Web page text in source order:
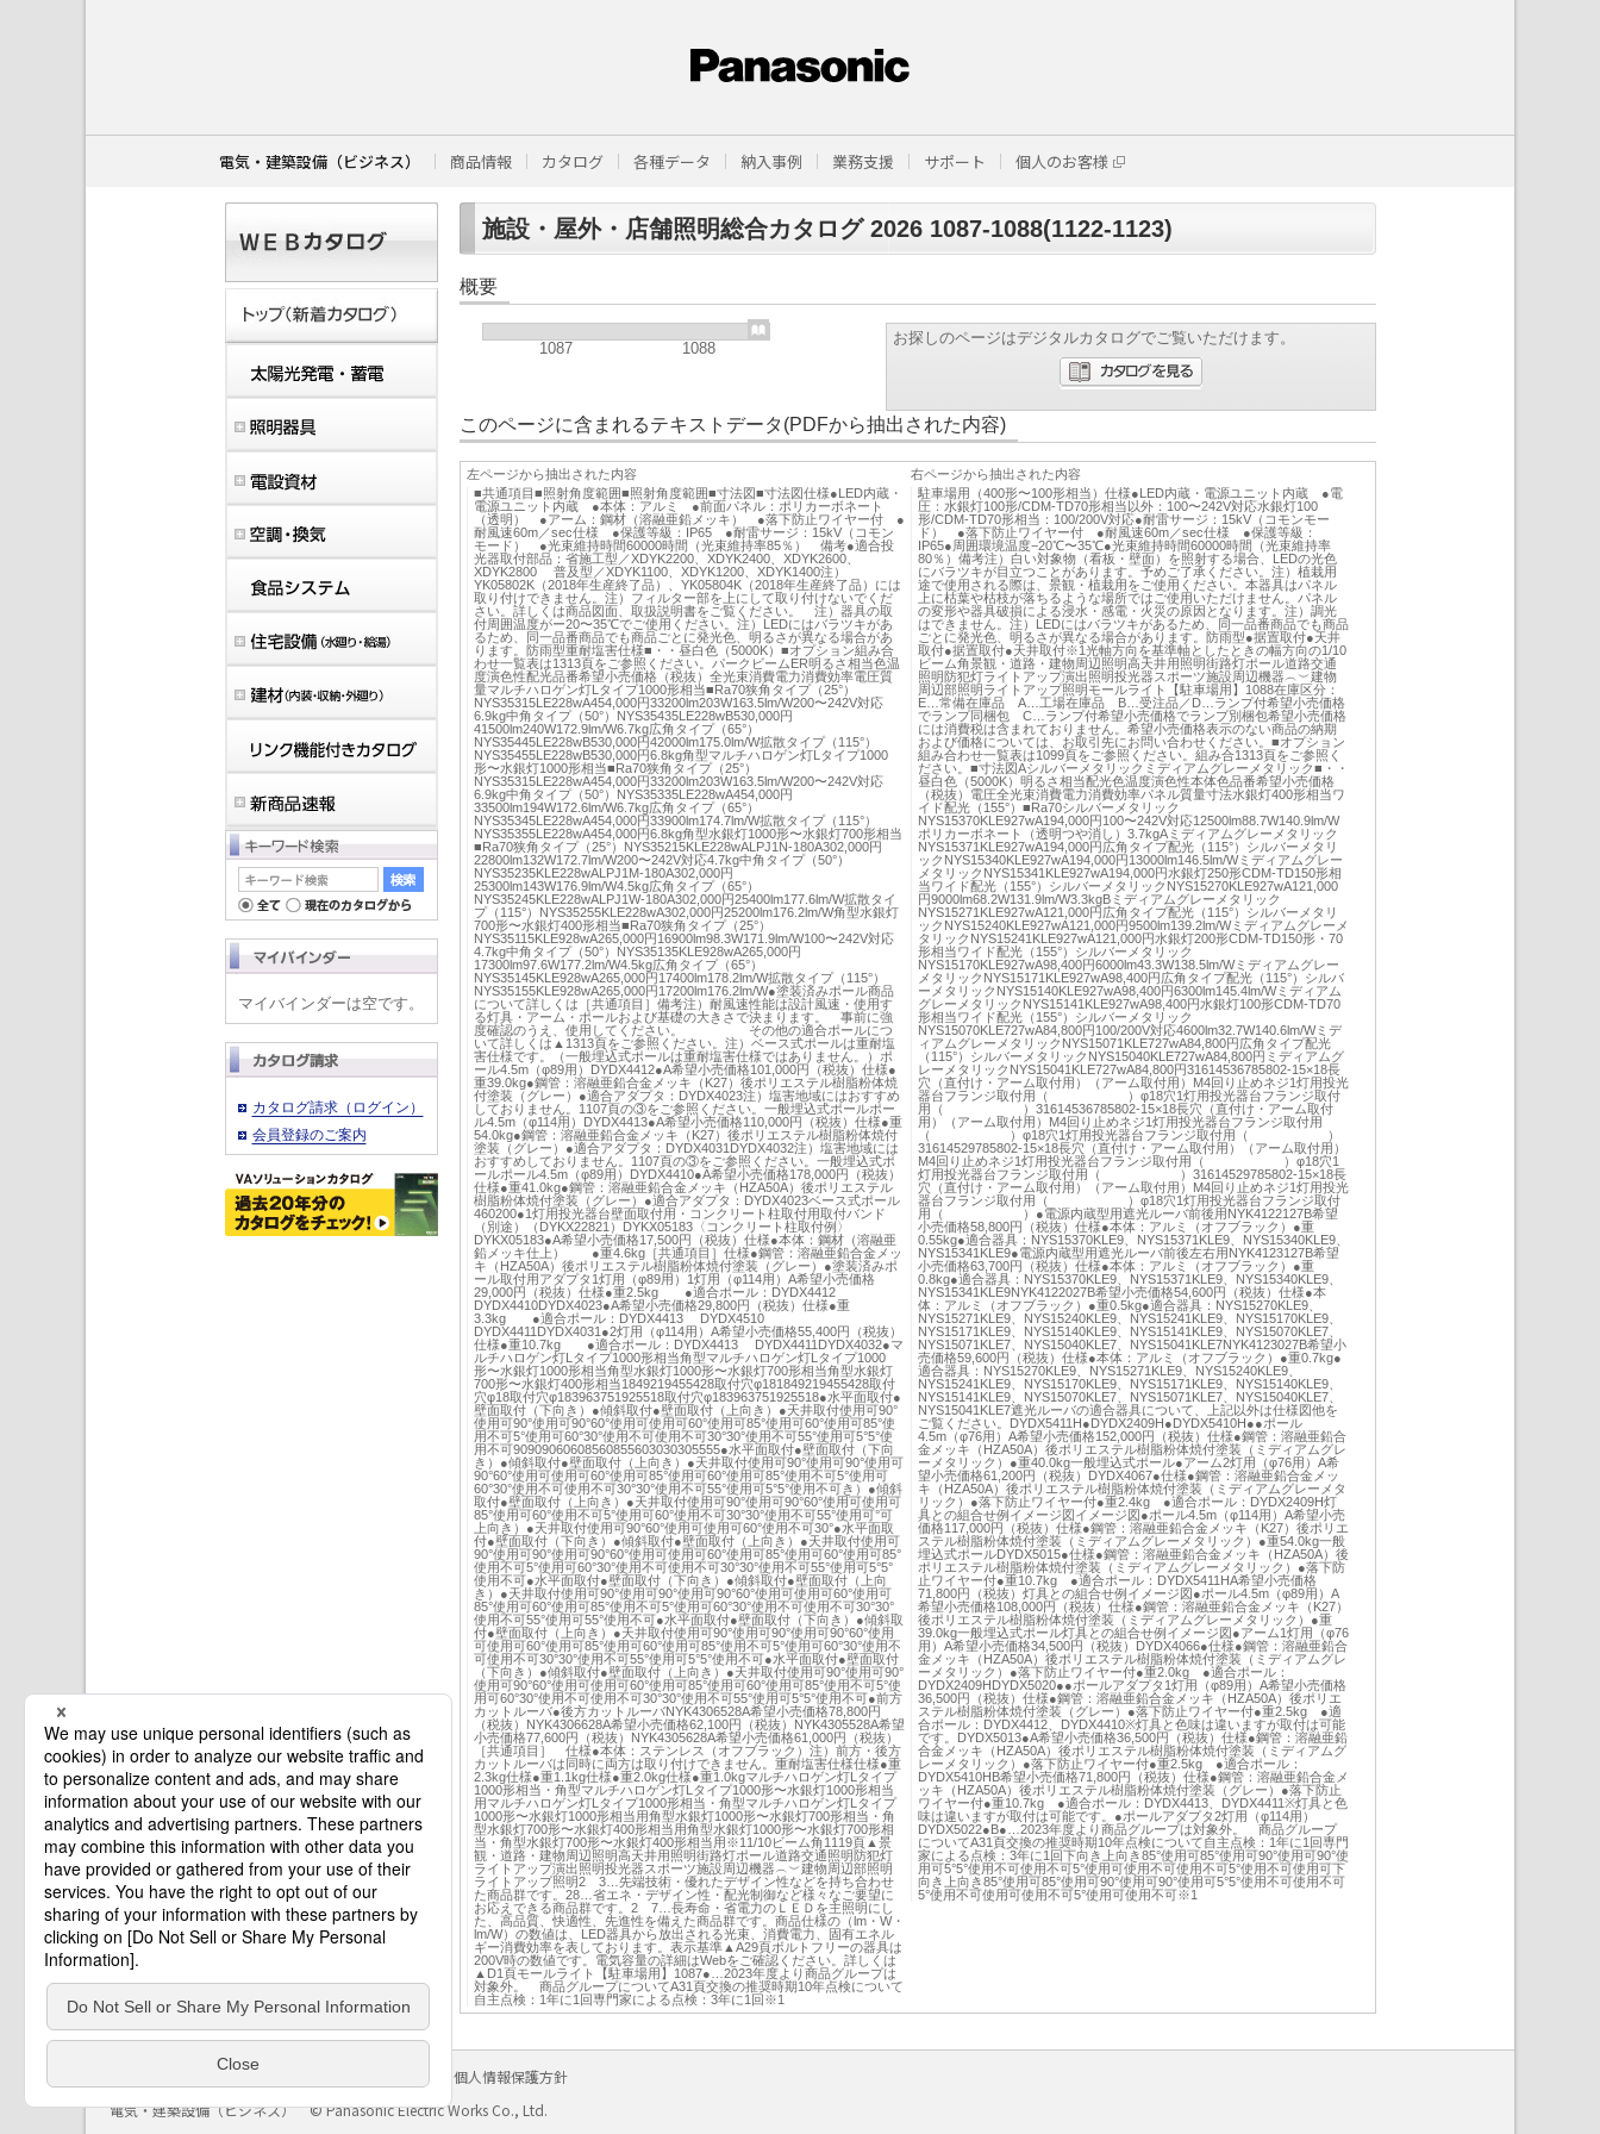
電気・建築設備（ビジネス） 商品情報 カタログ 各種データ 納入事例 業務支援 サポート 個人のお客様
施設・屋外・店舗照明総合カタログ 2026 1087-1088(1122-1123)
概要
1087 1088
お探しのページはデジタルカタログでご覧いただけます。
このページに含まれるテキストデータ(PDFから抽出された内容)
左ページから抽出された内容
■共通項目■照射角度範囲■照射角度範囲■寸法図■寸法図仕様●LED内蔵・
電源ユニット内蔵 ●本体：アルミ ●前面パネル：ポリカーボネート
（透明） ●アーム：鋼材（溶融亜鉛メッキ） ●落下防止ワイヤー付 ●
耐風速60m／sec仕様 ●保護等級：IP65 ●耐雷サージ：15kV（コモン
モード） ●光束維持時間60000時間（光束維持率85％） 備考●適合投
光器取付部品：省施工型／XDYK2200、XDYK2400、XDYK2600、
XDYK2800 普及型／XDYK1100、XDYK1200、XDYK1400注）‌
YK05802K（2018年生産終了品）、YK05804K（2018年生産終了品）には
取り付けできません。注）フィルター部を上にして取り付けないでくだ
さい。詳しくは商品図面、取扱説明書をご覧ください。 注）器具の取
付周囲温度がー20〜35℃でご使用ください。注）LEDにはバラツキがあ
るため、同一品番商品でも商品ごとに発光色、明るさが異なる場合があ
ります。防雨型重耐塩害仕様■・・昼白色（5000K）■オプション組み合
わせ一覧表は1313頁をご参照ください。パークビームER明るさ相当色温
度演色性配光品番希望小売価格（税抜）全光束消費電力消費効率電圧質
量マルチハロゲン灯Lタイプ1000形相当■Ra70狭角タイプ（25°）
NYS35315LE228wA454,000円33200lm203W163.5lm/W200〜242V対応
6.9kg中角タイプ（50°）NYS35435LE228wB530,000円
41500lm240W172.9lm/W6.7kg広角タイプ（65°）
NYS35445LE228wB530,000円42000lm175.0lm/W拡散タイプ（115°）
NYS35455LE228wB530,000円6.8kg角型マルチハロゲン灯Lタイプ1000
形〜水銀灯1000形相当■Ra70狭角タイプ（25°）
NYS35315LE228wA454,000円33200lm203W163.5lm/W200〜242V対応
6.9kg中角タイプ（50°）NYS35335LE228wA454,000円
33500lm194W172.6lm/W6.7kg広角タイプ（65°）
NYS35345LE228wA454,000円33900lm174.7lm/W拡散タイプ（115°）
NYS35355LE228wA454,000円6.8kg角型水銀灯1000形〜水銀灯700形相当
■Ra70狭角タイプ（25°）NYS35215KLE228wALPJ1N-180A302,000円
22800lm132W172.7lm/W200〜242V対応4.7kg中角タイプ（50°）
NYS35235KLE228wALPJ1M-180A302,000円
25300lm143W176.9lm/W4.5kg広角タイプ（65°）
NYS35245KLE228wALPJ1W-180A302,000円25400lm177.6lm/W拡散タイ
プ（115°）NYS35255KLE228wA302,000円25200lm176.2lm/W角型水銀灯
700形〜水銀灯400形相当■Ra70狭角タイプ（25°）
NYS35115KLE928wA265,000円16900lm98.3W171.9lm/W100〜242V対応
4.7kg中角タイプ（50°）NYS35135KLE928wA265,000円
17300lm97.6W177.2lm/W4.5kg広角タイプ（65°）
NYS35145KLE928wA265,000円17400lm178.2lm/W拡散タイプ（115°）
NYS35155KLE928wA265,000円17200lm176.2lm/W●塗装済みポール商品
について詳しくは［共通項目］備考注）耐風速性能は設計風速・使用す
る灯具・アーム・ポールおよび基礎の大きさで決まります。 事前に強
度確認のうえ、使用してください。 その他の適合ポールにつ
いて詳しくは▲1313頁をご参照ください。注）ベース式ポールは重耐塩
害仕様です。（一般埋込式ポールは重耐塩害仕様ではありません。）ポ
ール4.5m（φ89用）DYDX4412●A希望小売価格101,000円（税抜）仕様●
重39.0kg●鋼管：溶融亜鉛合金メッキ（K27）後ポリエステル樹脂粉体焼
付塗装（グレー）●適合アダプタ：DYDX4023注）塩害地域にはおすすめ
しておりません。1107頁の③をご参照ください。一般埋込式ポールポー
ル4.5m（φ114用）DYDX4413●A希望小売価格110,000円（税抜）仕様●重
54.0kg●鋼管：溶融亜鉛合金メッキ（K27）後ポリエステル樹脂粉体焼付
塗装（グレー）●適合アダプタ：DYDX4031DYDX4032注）塩害地域には
おすすめしておりません。1107頁の③をご参照ください。一般埋込式ポ
ールポール4.5m（φ89用）DYDX4410●A希望小売価格178,000円（税抜）
仕様●重41.0kg●鋼管：溶融亜鉛合金メッキ（HZA50A）後ポリエステル
樹脂粉体焼付塗装（グレー）●適合アダプタ：DYDX4023ベース式ポール
460200●1灯用投光器台壁面取付用・コンクリート柱取付用取付バンド
（別途）（DYKX22821）DYKX05183〈コンクリート柱取付例〉
DYKX05183●A希望小売価格17,500円（税抜）仕様●本体：鋼材（溶融亜
鉛メッキ仕上） ●重4.6kg［共通項目］仕様●鋼管：溶融亜鉛合金メッ
キ（HZA50A）後ポリエステル樹脂粉体焼付塗装（グレー）●塗装済みポ
ール取付用アダプタ1灯用（φ89用）1灯用（φ114用）A希望小売価格
29,000円（税抜）仕様●重2.5kg ●適合ポール：DYDX4412
DYDX4410DYDX4023●A希望小売価格29,800円（税抜）仕様●重
3.3kg ●適合ポール：DYDX4413 DYDX4510
DYDX4411DYDX4031●2灯用（φ114用）A希望小売価格55,400円（税抜）
仕様●重10.7kg ●適合ポール：DYDX4413 DYDX4411DYDX4032●マ
ルチハロゲン灯Lタイプ1000形相当角型マルチハロゲン灯Lタイプ1000
形〜水銀灯1000形相当角型水銀灯1000形〜水銀灯700形相当角型水銀灯
700形〜水銀灯400形相当1849219455428取付穴φ181849219455428取付
穴φ18取付穴φ183963751925518取付穴φ183963751925518●水平面取付●
壁面取付（下向き）●傾斜取付●壁面取付（上向き）●天井取付使用可90°
使用可90°使用可90°60°使用可使用可60°使用可85°使用可60°使用可85°使
用不可5°使用可60°30°使用不可使用不可30°30°使用不可55°使用可5°5°使
用不可90909060608560855603030305555●水平面取付●壁面取付（下向
き）●傾斜取付●壁面取付（上向き）●天井取付使用可90°使用可90°使用可
90°60°使用可使用可60°使用可85°使用可60°使用可85°使用不可5°使用可
60°30°使用不可使用不可30°30°使用不可55°使用可5°5°使用不可き）●傾斜
取付●壁面取付（上向き）●天井取付使用可90°使用可90°60°使用可使用可
85°使用可60°使用不可5°使用可60°使用不可30°30°使用不可55°使用可°可
上向き）●天井取付使用可90°60°使用可使用可60°使用不可30°●水平面取
付●壁面取付（下向き）●傾斜取付●壁面取付（上向き）●天井取付使用可
90°使用可90°使用可90°60°使用可使用可60°使用可85°使用可60°使用可85°
使用不可5°使用可60°30°使用不可使用不可30°30°使用不可55°使用可5°5°
使用不可●水平面取付●壁面取付（下向き）●傾斜取付●壁面取付（上向
き）●天井取付使用可90°使用可90°使用可90°60°使用可使用可60°使用可
85°使用可60°使用可85°使用不可5°使用可60°30°使用不可使用不可30°30°
使用不可55°使用可55°使用不可●水平面取付●壁面取付（下向き）●傾斜取
付●壁面取付（上向き）●天井取付使用可90°使用可90°使用可90°60°使用
可使用可60°使用可85°使用可60°使用可85°使用不可5°使用可60°30°使用不
可使用不可30°30°使用不可55°使用可5°5°使用不可●水平面取付●壁面取付
（下向き）●傾斜取付●壁面取付（上向き）●天井取付使用可90°使用可90°
使用可90°60°使用可使用可60°使用可85°使用可60°使用可85°使用不可5°使
用可60°30°使用不可使用不可30°30°使用不可55°使用可5°5°使用不可●前方
カットルーバ●後方カットルーバNYK4306528A希望小売価格78,800円
（税抜）NYK4306628A希望小売価格62,100円（税抜）NYK4305528A希望
小売価格77,600円（税抜）NYK4305628A希望小売価格61,000円（税抜）
［共通項目］ 仕様●本体：ステンレス（オフブラック）注）前方・後方
カットルーバは同時に両方は取り付けできません。重耐塩害仕様仕様●重
2.3kg仕様●重1.1kg仕様●重2.0kg仕様●重1.0kgマルチハロゲン灯Lタイプ
1000形相当・角型マルチハロゲン灯Lタイプ1000形〜水銀灯1000形相当
用マルチハロゲン灯Lタイプ1000形相当・角型マルチハロゲン灯Lタイプ
1000形〜水銀灯1000形相当用角型水銀灯1000形〜水銀灯700形相当・角
型水銀灯700形〜水銀灯400形相当用角型水銀灯1000形〜水銀灯700形相
当・角型水銀灯700形〜水銀灯400形相当用※11/10ビーム角1119頁▲景
観・道路・建物周辺照明高天井用照明街路灯ポール道路交通照明防犯灯
ライトアップ演出照明投光器スポーツ施設周辺機器︵︶建物周辺部照明
ライトアップ照明2 3…先端技術・優れたデザイン性などを持ち合わせ
た商品群です。28…省エネ・デザイン性・配光制御など様々なご要望に
お応えできる商品群です。2 7…長寿命・省電力のＬＥＤを主照明にし
た、高品質、快適性、先進性を備えた商品群です。商品仕様の（lm・W・
lm/W）の数値は、LED器具から放出される光束、消費電力、固有エネル
ギー消費効率を表しております。表示基準▲A29頁ボルトフリーの器具は
200V時の数値です。電気容量の詳細はWebをご確認ください。詳しくは
▲D1頁モールライト【駐車場用】1087●…2023年度より商品グループは
対象外。 商品グループについてA31頁交換の推奨時期10年点検について
自主点検：1年に1回専門家による点検：3年に1回※1
右ページから抽出された内容
駐車場用（400形〜100形相当）仕様●LED内蔵・電源ユニット内蔵 ●電
圧：水銀灯100形/CDM-TD70形相当以外：100〜242V対応水銀灯100
形/CDM-TD70形相当：100/200V対応●耐雷サージ：15kV（コモンモー
ド） ●落下防止ワイヤー付 ●耐風速60m／sec仕様 ●保護等級：
IP65●周囲環境温度−20℃〜35℃●光束維持時間60000時間（光束維持率
80％）備考注）白い対象物（看板・壁面）を照射する場合、LEDの光色
にバラツキが目立つことがあります。予めご了承ください。注）植栽用
途で使用される際は、景観・植栽用をご使用ください。本器具はパネル
上に枯葉や枯枝が落ちるような場所ではご使用いただけません。パネル
の変形や器具破損による浸水・感電・火災の原因となります。注）調光
はできません。注）LEDにはバラツキがあるため、同一品番商品でも商品
ごとに発光色、明るさが異なる場合があります。防雨型●据置取付●天井
取付●据置取付●天井取付※1光軸方向を基準軸としたときの幅方向の1/10
ビーム角景観・道路・建物周辺照明高天井用照明街路灯ポール道路交通
照明防犯灯ライトアップ演出照明投光器スポーツ施設周辺機器︵︶建物
周辺部照明ライトアップ照明モールライト【駐車場用】1088在庫区分：
E…常備在庫品 A…工場在庫品 B…受注品／D…ランプ付希望小売価格
でランプ同梱包 C…ランプ付希望小売価格でランプ別梱包希望小売価格
には消費税は含まれておりません。希望小売価格表示のない商品の納期
および価格については、お取引先にお問い合わせください。■オプション
組み合わせ一覧表は1099頁をご参照ください。組み合1313頁をご参照く
ださい。■寸法図Aシルバーメタリックミディアムグレーメタリック■・・
昼白色（5000K）明るさ相当配光色温度演色性本体色品番希望小売価格
（税抜）電圧全光束消費電力消費効率パネル質量寸法水銀灯400形相当ワ
イド配光（155°）■Ra70シルバーメタリック
NYS15370KLE927wA194,000円100〜242V対応12500lm88.7W140.9lm/W
ポリカーボネート（透明つや消し）3.7kgAミディアムグレーメタリック
NYS15371KLE927wA194,000円広角タイプ配光（115°）シルバーメタリ
ックNYS15340KLE927wA194,000円13000lm146.5lm/Wミディアムグレー
メタリックNYS15341KLE927wA194,000円水銀灯250形CDM-TD150形相
当ワイド配光（155°）シルバーメタリックNYS15270KLE927wA121,000
円9000lm68.2W131.9lm/W3.3kgBミディアムグレーメタリック
NYS15271KLE927wA121,000円広角タイプ配光（115°）シルバーメタリ
ックNYS15240KLE927wA121,000円9500lm139.2lm/Wミディアムグレーメ
タリックNYS15241KLE927wA121,000円水銀灯200形CDM-TD150形・70
形相当ワイド配光（155°）シルバーメタリック
NYS15170KLE927wA98,400円6000lm43.3W138.5lm/Wミディアムグレー
メタリックNYS15171KLE927wA98,400円広角タイプ配光（115°）シルバ
ーメタリックNYS15140KLE927wA98,400円6300lm145.4lm/Wミディアム
グレーメタリックNYS15141KLE927wA98,400円水銀灯100形CDM-TD70
形相当ワイド配光（155°）シルバーメタリック
NYS15070KLE727wA84,800円100/200V対応4600lm32.7W140.6lm/Wミデ
ィアムグレーメタリックNYS15071KLE727wA84,800円広角タイプ配光
（115°）シルバーメタリックNYS15040KLE727wA84,800円ミディアムグ
レーメタリックNYS15041KLE727wA84,800円31614536785802-15×18長
穴（直付け・アーム取付用）（アーム取付用）M4回り止めネジ1灯用投光
器台フランジ取付用（ ）φ18穴1灯用投光器台フランジ取付
用（ ）31614536785802-15×18長穴（直付け・アーム取付
用）（アーム取付用）M4回り止めネジ1灯用投光器台フランジ取付用
（ ）φ18穴1灯用投光器台フランジ取付用（ ）
31614529785802-15×18長穴（直付け・アーム取付用）（アーム取付用）
M4回り止めネジ1灯用投光器台フランジ取付用（ ）φ18穴1
灯用投光器台フランジ取付用（ ）31614529785802-15×18長
穴（直付け・アーム取付用）（アーム取付用）M4回り止めネジ1灯用投光
器台フランジ取付用（ ）φ18穴1灯用投光器台フランジ取付
用（ ）●電源内蔵型用遮光ルーバ前後用NYK4122127B希望
小売価格58,800円（税抜）仕様●本体：アルミ（オフブラック）●重
0.55kg●適合器具：NYS15370KLE9、NYS15371KLE9、NYS15340KLE9、
NYS15341KLE9●電源内蔵型用遮光ルーバ前後左右用NYK4123127B希望
小売価格63,700円（税抜）仕様●本体：アルミ（オフブラック）●重
0.8kg●適合器具：NYS15370KLE9、NYS15371KLE9、NYS15340KLE9、
NYS15341KLE9NYK4122027B希望小売価格54,600円（税抜）仕様●本
体：アルミ（オフブラック）●重0.5kg●適合器具：NYS15270KLE9、
NYS15271KLE9、NYS15240KLE9、NYS15241KLE9、NYS15170KLE9、
NYS15171KLE9、NYS15140KLE9、NYS15141KLE9、NYS15070KLE7、
NYS15071KLE7、NYS15040KLE7、NYS15041KLE7NYK4123027B希望小
売価格59,600円（税抜）仕様●本体：アルミ（オフブラック）●重0.7kg●
適合器具：NYS15270KLE9、NYS15271KLE9、NYS15240KLE9、
NYS15241KLE9、NYS15170KLE9、NYS15171KLE9、NYS15140KLE9、
NYS15141KLE9、NYS15070KLE7、NYS15071KLE7、NYS15040KLE7、
NYS15041KLE7遮光ルーバの適合器具について、上記以外は仕様図他を
ご覧ください。DYDX5411H●DYDX2409H●DYDX5410H●●ポール
4.5m（φ76用）A希望小売価格152,000円（税抜）仕様●鋼管：溶融亜鉛合
金メッキ（HZA50A）後ポリエステル樹脂粉体焼付塗装（ミディアムグレ
ーメタリック）●重40.0kg一般埋込式ポール●アーム2灯用（φ76用）A希
望小売価格61,200円（税抜）DYDX4067●仕様●鋼管：溶融亜鉛合金メッ
キ（HZA50A）後ポリエステル樹脂粉体焼付塗装（ミディアムグレーメタ
リック）●落下防止ワイヤー付●重2.4kg ●適合ポール：DYDX2409H灯
具との組合せ例イメージ図イメージ図●ポール4.5m（φ114用）A希望小売
価格117,000円（税抜）仕様●鋼管：溶融亜鉛合金メッキ（K27）後ポリエ
ステル樹脂粉体焼付塗装（ミディアムグレーメタリック）●重54.0kg一般
埋込式ポールDYDX5015●仕様●鋼管：溶融亜鉛合金メッキ（HZA50A）後
ポリエステル樹脂粉体焼付塗装（ミディアムグレーメタリック）●落下防
止ワイヤー付●重10.7kg ●適合ポール：DYDX5411HA希望小売価格
71,800円（税抜）灯具との組合せ例イメージ図●ポール4.5m（φ89用）A
希望小売価格108,000円（税抜）仕様●鋼管：溶融亜鉛合金メッキ（K27）
後ポリエステル樹脂粉体焼付塗装（ミディアムグレーメタリック）●重
39.0kg一般埋込式ポール灯具との組合せ例イメージ図●アーム1灯用（φ76
用）A希望小売価格34,500円（税抜）DYDX4066●仕様●鋼管：溶融亜鉛合
金メッキ（HZA50A）後ポリエステル樹脂粉体焼付塗装（ミディアムグレ
ーメタリック）●落下防止ワイヤー付●重2.0kg ●適合ポール：
DYDX2409HDYDX5020●●ポールアダプタ1灯用（φ89用）A希望小売価格
36,500円（税抜）仕様●鋼管：溶融亜鉛合金メッキ（HZA50A）後ポリエ
ステル樹脂粉体焼付塗装（グレー）●落下防止ワイヤー付●重2.5kg ●適
合ポール：DYDX4412、DYDX4410※灯具と色味は違いますが取付は可能
です。DYDX5013●A希望小売価格36,500円（税抜）仕様●鋼管：溶融亜鉛
合金メッキ（HZA50A）後ポリエステル樹脂粉体焼付塗装（ミディアムグ
レーメタリック）●落下防止ワイヤー付●重2.5kg ●適合ポール：
DYDX5410HB希望小売価格71,800円（税抜）仕様●鋼管：溶融亜鉛合金メ
ッキ（HZA50A）後ポリエステル樹脂粉体焼付塗装（グレー）●落下防止
ワイヤー付●重10.7kg ●適合ポール：DYDX4413、DYDX4411※灯具と色
味は違いますが取付は可能です。●ポールアダプタ2灯用（φ114用）
DYDX5022●B●…2023年度より商品グループは対象外。 商品グループ
についてA31頁交換の推奨時期10年点検について自主点検：1年に1回専門
家による点検：3年に1回下向き上向き85°使用可85°使用可90°使用可90°使
用可5°5°使用不可使用不可5°使用可使用不可使用不可5°使用不可使用可下
向き上向き85°使用可85°使用可90°使用可90°使用可5°5°使用不可使用不可
5°使用不可使用可使用不可5°使用可使用不可※1
マイバインダーは空です。
カタログ請求（ログイン）
会員登録のご案内
サイトのご利用にあたって
個人情報保護方針
電気・建築設備（ビジネス）
© Panasonic Electric Works Co., Ltd.